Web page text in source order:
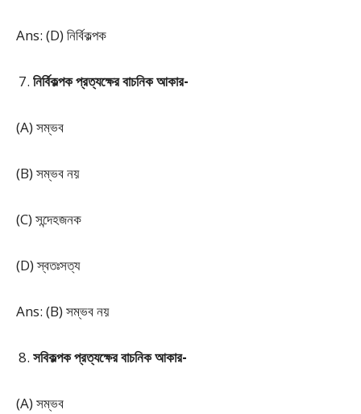
Ans: (D) নির্বিকল্পক
নির্বিকল্পক প্রত্যক্ষের বাচনিক আকার-
(A) সম্ভব
(B) সম্ভব নয়
(C) সন্দেহজনক
(D) স্বতঃসত্য
Ans: (B) সম্ভব নয়
সবিকল্পক প্রত্যক্ষের বাচনিক আকার-
(A) সম্ভব